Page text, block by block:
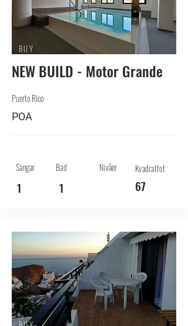
BUY
NEW BUILD - Motor Grande
Puerto Rico
POA
Sängar Bad Nivåer Kvadratfot
1 1 67